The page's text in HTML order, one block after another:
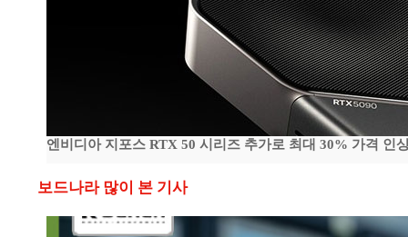
엔비디아 지포스 RTX 50 시리즈 추가로 최대 30% 가격 인
보드나라 많이 본 기사